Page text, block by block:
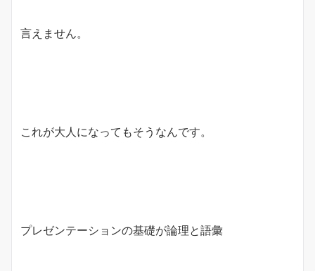
言えません。
これが大人になってもそうなんです。
プレゼンテーションの基礎が論理と語彙